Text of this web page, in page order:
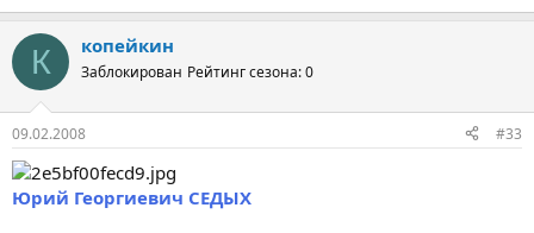
К копейкин
Заблокирован Рейтинг сезона: 0
09.02.2008 #33
Юрий Георгиевич СЕДЫХ